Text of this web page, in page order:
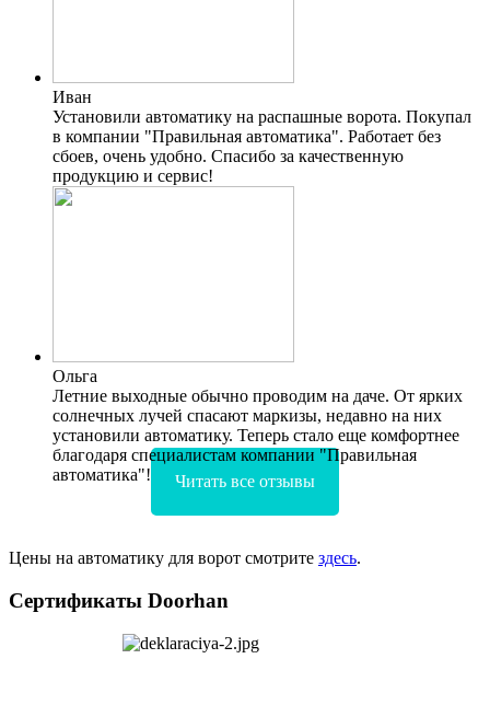
Иван
Установили автоматику на распашные ворота. Покупал
в компании "Правильная автоматика". Работает без
сбоев, очень удобно. Спасибо за качественную
продукцию и сервис!
Ольга
Летние выходные обычно проводим на даче. От ярких
солнечных лучей спасают маркизы, недавно на них
установили автоматику. Теперь стало еще комфортнее
благодаря специалистам компании "Правильная
автоматика"!
Читать все отзывы
Цены на автоматику для ворот смотрите здесь.
Сертификаты Doorhan